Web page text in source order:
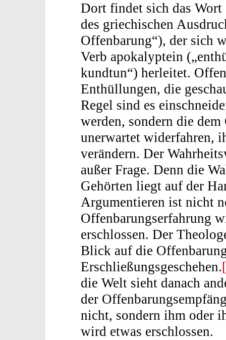
Dort findet sich das Wort
des griechischen
Offenbarung“), der sich
Verb apokalyptein
kundtun“) herleitet.
Enthüllungen, die
Regel sind es
werden, sondern die
unerwartet widerfahren,
verändern. Der
außer Frage. Denn die
Gehörten liegt auf der
Argumentieren ist nicht
Offenbarungserfahrung
erschlossen. Der
Blick auf die
Erschließungsgeschehen.
die Welt sieht danach
der
nicht, sondern ihm oder
wird etwas erschlossen.